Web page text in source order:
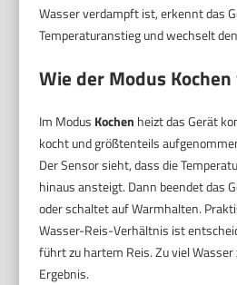
Wasser verdampft ist, erkennt das
Temperaturanstieg und wechselt
Wie der ModusKochen
Im Modus Kochen heizt das Gerät
kocht und größtenteils
Der Sensor sieht, dass die
hinaus ansteigt. Dann beendet das
oder schaltet auf Warmhalten.
Wasser-Reis-Verhältnis ist
führt zu hartem Reis. Zu viel
Ergebnis.